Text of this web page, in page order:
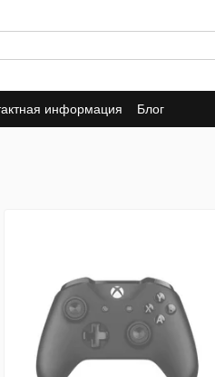
информация Блог